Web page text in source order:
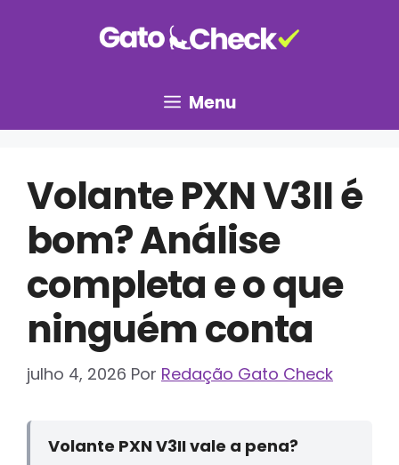
Menu
Volante PXN V3II é
bom? Análise
completa e o que
ninguém conta
julho 4, 2026 Por Redação Gato Check
Volante PXN V3II vale a pena?